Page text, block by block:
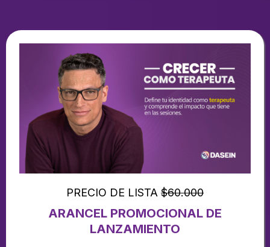
PRECIO DE LISTA $60.000
ARANCEL PROMOCIONAL DE
LANZAMIENTO